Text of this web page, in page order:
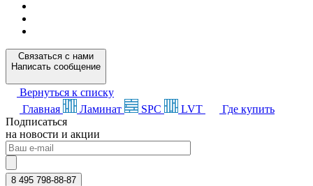
Связаться с нами
Написать сообщение
Вернуться к списку
Главная
Ламинат SPC LVT
Где купить
Подписаться
на новости и акции
8 495 798-88-87